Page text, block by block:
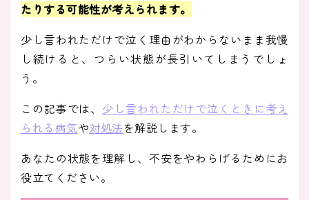
たりする可能性が考えられます。
少し言われただけで泣く理由がわからないまま我慢
し続けると、つらい状態が長引いてしまうでしょ
う。
この記事では、 少し言われただけで泣くときに考え
られる病気や対処法を解説します。
あなたの状態を理解し、不安をやわらげるためにお
役立てください。